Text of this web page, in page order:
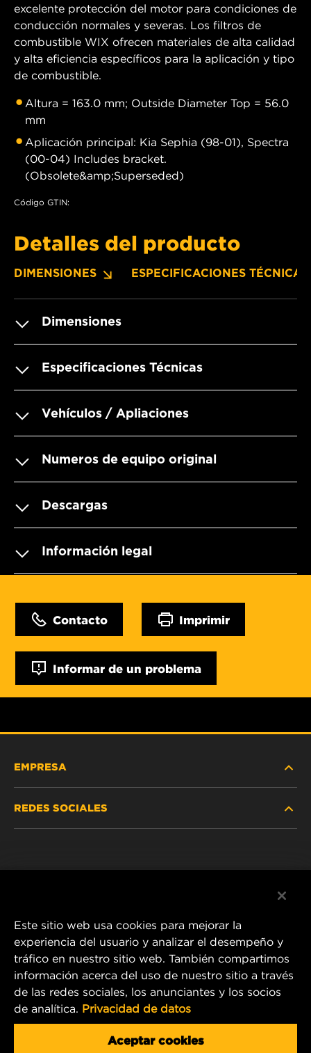
excelente protección del motor para condiciones de
conducción normales y severas. Los filtros de
combustible WIX ofrecen materiales de alta calidad
y alta eficiencia específicos para la aplicación y tipo
de combustible.
Altura = 163.0 mm; Outside Diameter Top = 56.0
mm
Aplicación principal: Kia Sephia (98-01), Spectra
(00-04) Includes bracket.
(Obsolete&amp;Superseded)
Código GTIN:
Detalles del producto
DIMENSIONES ESPECIFICACIONES TÉCNICAS
Dimensiones
Especificaciones Técnicas
Vehículos / Apliaciones
Numeros de equipo original
Descargas
Información legal
Contacto Imprimir
Informar de un problema
EMPRESA
REDES SOCIALES
1 Wix Way
P.O. Box 1967
Gastonia, NC 28054
Product & Customer Service Email:
Este sitio web usa cookies para mejorar la
experiencia del usuario y analizar el desempeño y
tráfico en nuestro sitio web. También compartimos
información acerca del uso de nuestro sitio a través
de las redes sociales, los anunciantes y los socios
de analítica. Privacidad de datos
Aceptar cookies